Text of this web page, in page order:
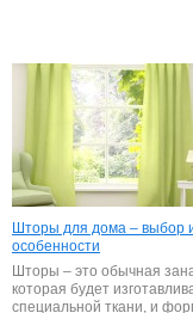
Шторы для дома – выбор
особенности
Шторы – это обычная
которая будет
специальной ткани, и